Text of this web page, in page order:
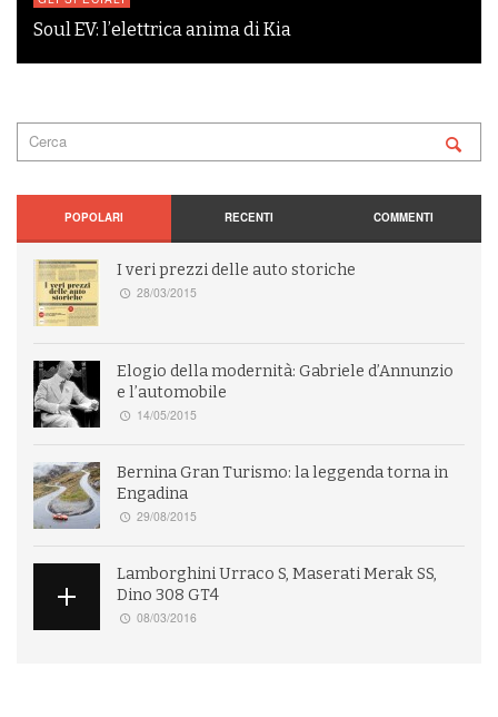
Soul EV: l’elettrica anima di Kia
POPOLARI RECENTI COMMENTI
I veri prezzi delle auto storiche
28/03/2015
Elogio della modernità: Gabriele d’Annunzio
e l’automobile
14/05/2015
Bernina Gran Turismo: la leggenda torna in
Engadina
29/08/2015
Lamborghini Urraco S, Maserati Merak SS,
Dino 308 GT4
08/03/2016